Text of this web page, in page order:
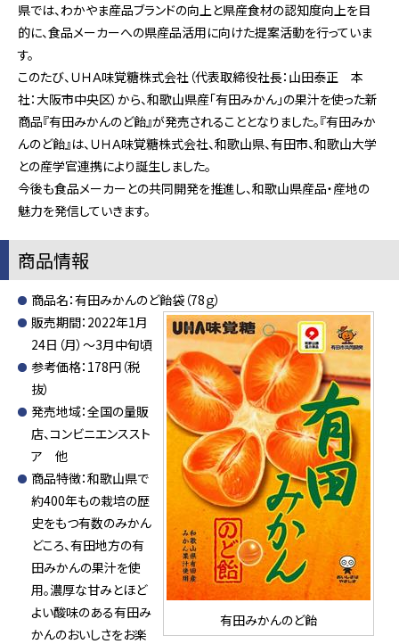
県では、わかやま産品ブランドの向上と県産食材の認知度向上を目
的に、食品メーカーへの県産品活用に向けた提案活動を行っていま
す。
このたび、ＵＨＡ味覚糖株式会社（代表取締役社長：山田泰正 本
社：大阪市中央区）から、和歌山県産「有田みかん」の果汁を使った新
商品『有田みかんのど飴』が発売されることとなりました。『有田みか
んのど飴』は、ＵＨＡ味覚糖株式会社、和歌山県、有田市、和歌山大学
との産学官連携により誕生しました。
今後も食品メーカーとの共同開発を推進し、和歌山県産品・産地の
魅力を発信していきます。
商品情報
商品名：有田みかんのど飴袋（78ｇ）
有田みかんのど飴
販売期間：2022年1月
24日（月）～3月中旬頃
参考価格：178円（税
抜）
発売地域：全国の量販
店、コンビニエンススト
ア 他
商品特徴：和歌山県で
約400年もの栽培の歴
史をもつ有数のみかん
どころ、有田地方の有
田みかんの果汁を使
用。濃厚な甘みとほど
よい酸味のある有田み
かんのおいしさをお楽